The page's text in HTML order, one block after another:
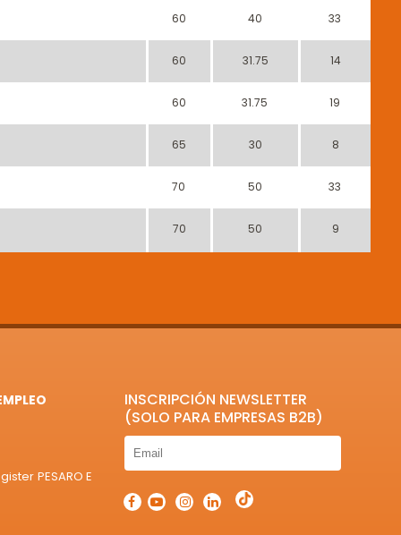
60 40 33
60 31.75 14
60 31.75 19
65 30 8
70 50 33
70 50 9
PESARO E
INSCRIPCIÓN NEWSLETTER
(SOLO PARA EMPRESAS B2B)